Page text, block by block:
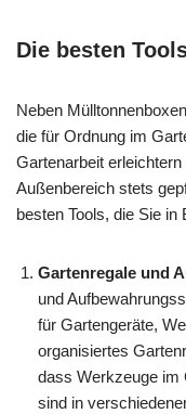
Die besten
Neben
die für Ordnung im
Gartenarbeit
Außenbereich stets
besten Tools, die Sie in
Gartenregale und
und
für Gartengeräte,
organisiertes
dass Werkzeuge im
sind in